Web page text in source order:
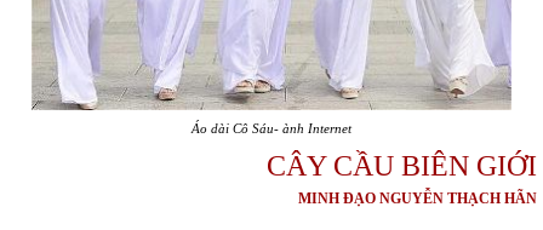
Áo dài Cô Sáu- ành Internet
CÂY CẦU BIÊN GIỚI
MINH ĐẠO NGUYỄN THẠCH HÃN